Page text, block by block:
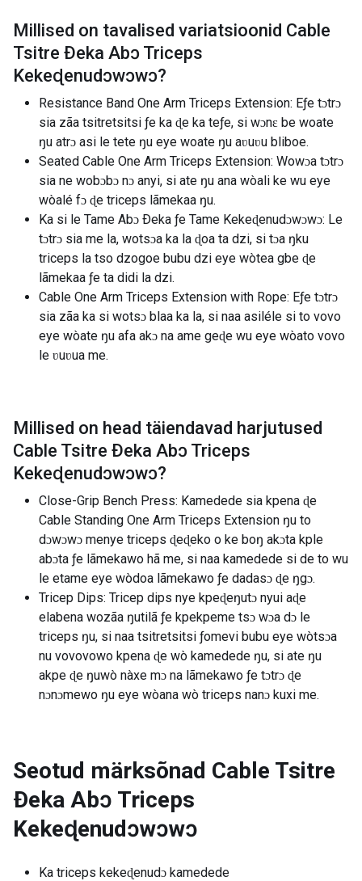
Millised on tavalised variatsioonid Cable
Tsitre Ðeka Abɔ Triceps
Kekeɖenudɔwɔwɔ?
Resistance Band One Arm Triceps Extension: Eƒe tɔtrɔ
sia zãa tsitretsitsi ƒe ka ɖe ka teƒe, si wɔnɛ be woate
ŋu atrɔ asi le tete ŋu eye woate ŋu aʋuʋu bliboe.
Seated Cable One Arm Triceps Extension: Wowɔa tɔtrɔ
sia ne wobɔbɔ nɔ anyi, si ate ŋu ana wòali ke wu eye
wòalé fɔ ɖe triceps lãmekaa ŋu.
Ka si le Tame Abɔ Ðeka ƒe Tame Kekeɖenudɔwɔwɔ: Le
tɔtrɔ sia me la, wotsɔa ka la ɖoa ta dzi, si tɔa ŋku
triceps la tso dzogoe bubu dzi eye wòtea gbe ɖe
lãmekaa ƒe ta didi la dzi.
Cable One Arm Triceps Extension with Rope: Eƒe tɔtrɔ
sia zãa ka si wotsɔ blaa ka la, si naa asiléle si to vovo
eye wòate ŋu afa akɔ na ame geɖe wu eye wòato vovo
le ʋuʋua me.
Millised on head täiendavad harjutused
Cable Tsitre Ðeka Abɔ Triceps
Kekeɖenudɔwɔwɔ?
Close-Grip Bench Press: Kamedede sia kpena ɖe
Cable Standing One Arm Triceps Extension ŋu to
dɔwɔwɔ menye triceps ɖeɖeko o ke boŋ akɔta kple
abɔta ƒe lãmekawo hã me, si naa kamedede si de to wu
le etame eye wòdoa lãmekawo ƒe dadasɔ ɖe ŋgɔ.
Tricep Dips: Tricep dips nye kpeɖeŋutɔ nyui aɖe
elabena wozãa ŋutilã ƒe kpekpeme tsɔ wɔa dɔ le
triceps ŋu, si naa tsitretsitsi ƒomevi bubu eye wòtsɔa
nu vovovowo kpena ɖe wò kamedede ŋu, si ate ŋu
akpe ɖe ŋuwò nàxe mɔ na lãmekawo ƒe tɔtrɔ ɖe
nɔnɔmewo ŋu eye wòana wò triceps nanɔ kuxi me.
Seotud märksõnad Cable Tsitre
Ðeka Abɔ Triceps
Kekeɖenudɔwɔwɔ
Ka triceps kekeɖenudɔ kamedede